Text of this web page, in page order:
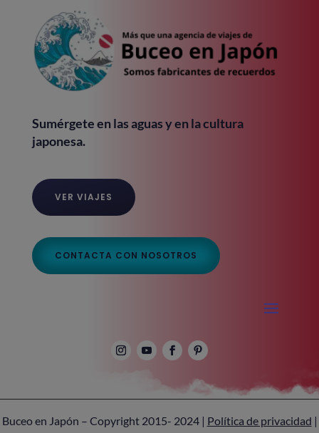
Sumérgete en las aguas y en la cultura
japonesa.
VER VIAJES
CONTACTA CON NOSOTROS
Buceo en Japón – Copyright 2015- 2024 | Política de privacidad |